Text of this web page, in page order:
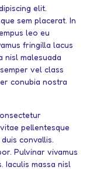
elit.
sem placerat. In
leo eu
fringilla lacus
nisl malesuada
vel class
conubia nostra
pellentesque
convallis.
Pulvinar vivamus
Iaculis massa nisl